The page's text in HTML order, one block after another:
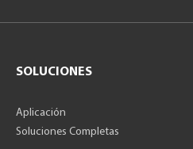
SOLUCIONES
Aplicación
Soluciones Completas